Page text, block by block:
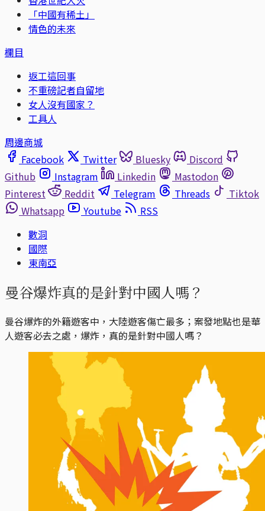
「中國有稀土」
情色的未來
欄目
返工這回事
不重磅記者自留地
女人沒有國家？
工具人
周邊商城
Facebook
Twitter Bluesky
Discord
Github
Instagram Linkedin
Mastodon
Pinterest
Reddit Telegram Threads
Tiktok
Whatsapp
Youtube
RSS
數洞
國際
東南亞
曼谷爆炸真的是針對中國人嗎？
曼谷爆炸的外籍遊客中，大陸遊客傷亡最多；案發地點也是華
人遊客必去之處，爆炸，真的是針對中國人嗎？